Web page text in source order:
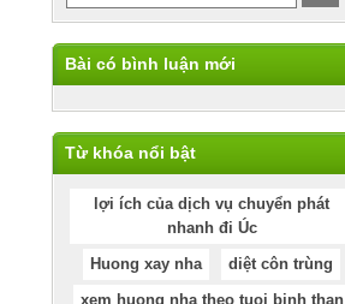
Bài có bình luận mới
Từ khóa nổi bật
lợi ích của dịch vụ chuyển phát
nhanh đi Úc
Huong xay nha
diệt côn trùng
xem huong nha theo tuoi binh than